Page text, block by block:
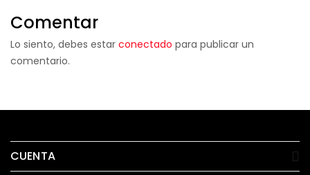
Comentar
Lo siento, debes estar conectado para publicar un
comentario.
CUENTA